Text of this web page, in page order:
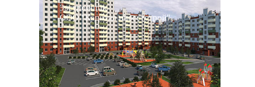
Застройщик
ООО "Капитал инвестстрой"